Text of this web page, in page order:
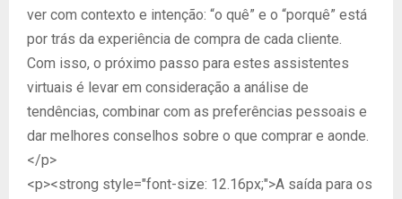
ver com contexto e intenção: “o quê” e o “porquê” está
por trás da experiência de compra de cada cliente.
Com isso, o próximo passo para estes assistentes
virtuais é levar em consideração a análise de
tendências, combinar com as preferências pessoais e
dar melhores conselhos sobre o que comprar e aonde.
</p>
<p><strong style="font-size: 12.16px;">A saída para os